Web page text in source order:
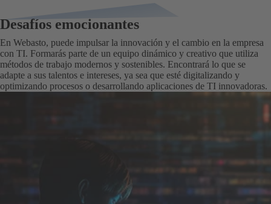
Desafíos emocionantes
En Webasto, puede impulsar la innovación y el cambio en la empresa
con TI. Formarás parte de un equipo dinámico y creativo que utiliza
métodos de trabajo modernos y sostenibles. Encontrará lo que se
adapte a sus talentos e intereses, ya sea que esté digitalizando y
optimizando procesos o desarrollando aplicaciones de TI innovadoras.